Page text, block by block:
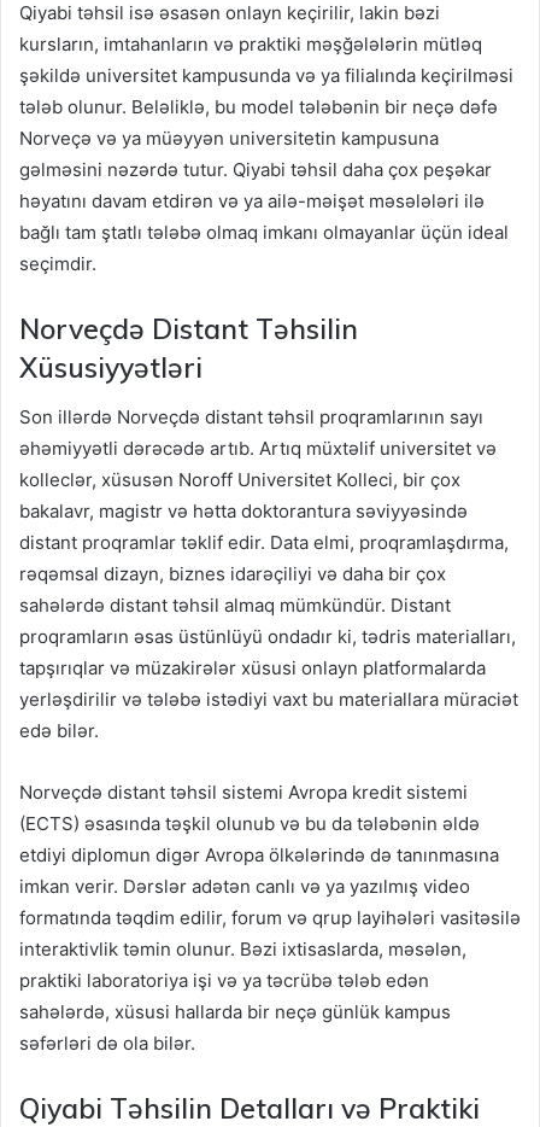
Qiyabi təhsil isə əsasən onlayn keçirilir, lakin bəzi
kursların, imtahanların və praktiki məşğələlərin mütləq
şəkildə universitet kampusunda və ya filialında keçirilməsi
tələb olunur. Beləliklə, bu model tələbənin bir neçə dəfə
Norveçə və ya müəyyən universitetin kampusuna
gəlməsini nəzərdə tutur. Qiyabi təhsil daha çox peşəkar
həyatını davam etdirən və ya ailə-məişət məsələləri ilə
bağlı tam ştatlı tələbə olmaq imkanı olmayanlar üçün ideal
seçimdir.
Norveçdə Distant Təhsilin
Xüsusiyyətləri
Son illərdə Norveçdə distant təhsil proqramlarının sayı
əhəmiyyətli dərəcədə artıb. Artıq müxtəlif universitet və
kolleclər, xüsusən Noroff Universitet Kolleci, bir çox
bakalavr, magistr və hətta doktorantura səviyyəsində
distant proqramlar təklif edir. Data elmi, proqramlaşdırma,
rəqəmsal dizayn, biznes idarəçiliyi və daha bir çox
sahələrdə distant təhsil almaq mümkündür. Distant
proqramların əsas üstünlüyü ondadır ki, tədris materialları,
tapşırıqlar və müzakirələr xüsusi onlayn platformalarda
yerləşdirilir və tələbə istədiyi vaxt bu materiallara müraciət
edə bilər.
Norveçdə distant təhsil sistemi Avropa kredit sistemi
(ECTS) əsasında təşkil olunub və bu da tələbənin əldə
etdiyi diplomun digər Avropa ölkələrində də tanınmasına
imkan verir. Dərslər adətən canlı və ya yazılmış video
formatında təqdim edilir, forum və qrup layihələri vasitəsilə
interaktivlik təmin olunur. Bəzi ixtisaslarda, məsələn,
praktiki laboratoriya işi və ya təcrübə tələb edən
sahələrdə, xüsusi hallarda bir neçə günlük kampus
səfərləri də ola bilər.
Qiyabi Təhsilin Detalları və Praktiki